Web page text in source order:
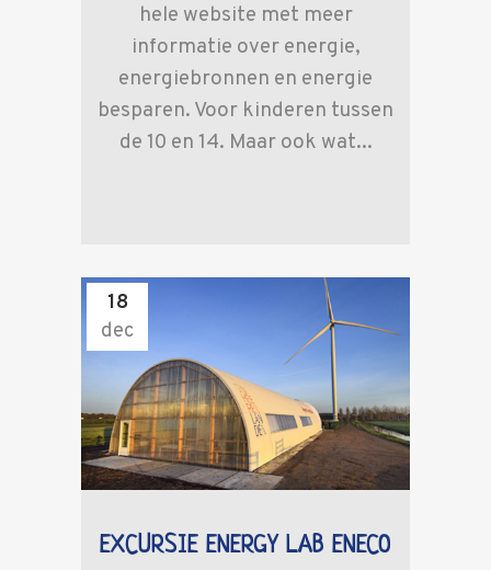
hele website met meer
informatie over energie,
energiebronnen en energie
besparen. Voor kinderen tussen
de 10 en 14. Maar ook wat...
18
dec
EXCURSIE ENERGY LAB ENECO